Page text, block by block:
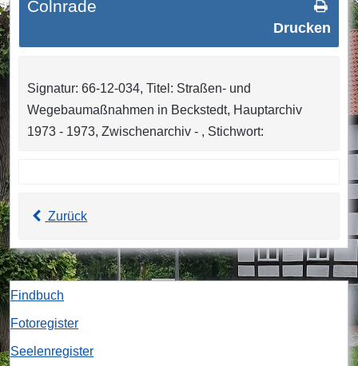
Drucken
Colnrade
Signatur: 66-12-034, Titel: Straßen- und
Wegebaumaßnahmen in Beckstedt, Hauptarchiv
1973 - 1973, Zwischenarchiv - , Stichwort:
Zurück
Findbuch
Fotoregister
Seelenregister